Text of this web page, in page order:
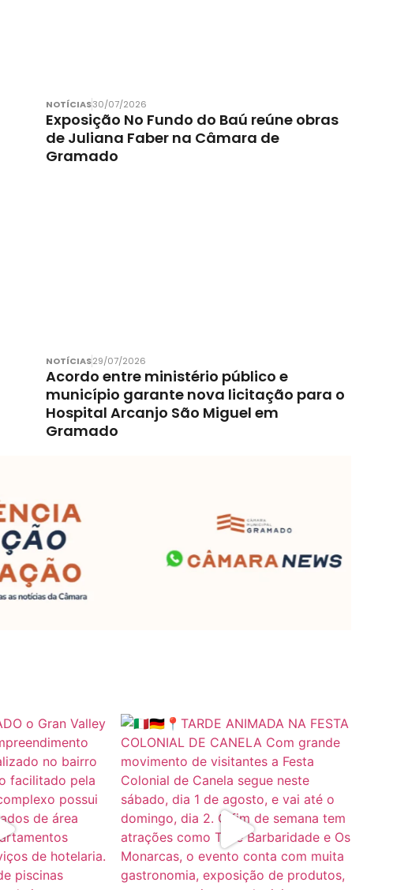
NOTÍCIAS30/07/2026
Exposição No Fundo do Baú reúne obras
de Juliana Faber na Câmara de
Gramado
NOTÍCIAS29/07/2026
Acordo entre ministério público e
município garante nova licitação para o
Hospital Arcanjo São Miguel em
Gramado